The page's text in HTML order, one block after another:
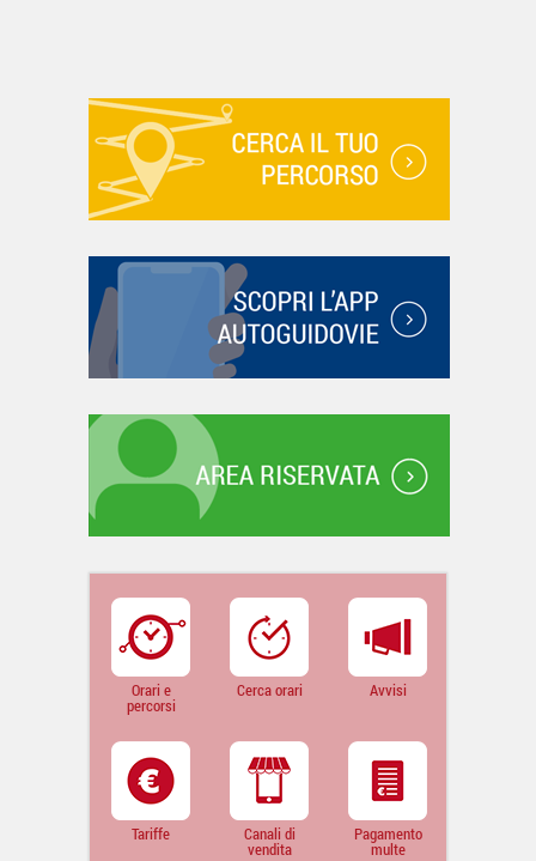
Orari e
percorsi
Cerca orari Avvisi
Tariffe Canali di
vendita
Pagamento
multe